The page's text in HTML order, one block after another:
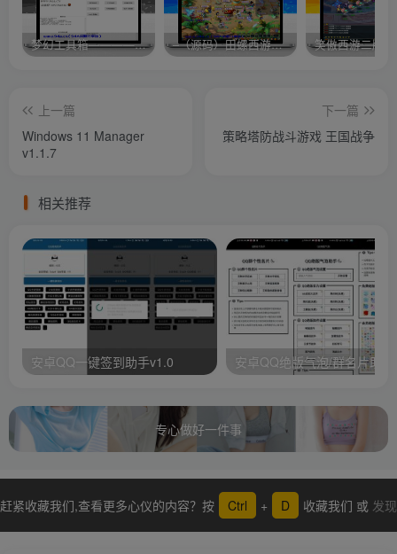
梦幻工具箱————-免费 –（源码）田螺西游9.0 假人摆摊18门派飞升渡劫化圣助战最新BB谛听…. 笑傲西游二版-
上一篇
Windows 11 Manager
v1.1.7
下一篇
策略塔防战斗游戏 王国战争
相关推荐
安卓QQ一键签到助手v1.0 安卓QQ绝版气泡/群名片助手
专心做好一件事
赶紧收藏我们,查看更多心仪的内容？按 Ctrl + D 收藏我们 或 发现